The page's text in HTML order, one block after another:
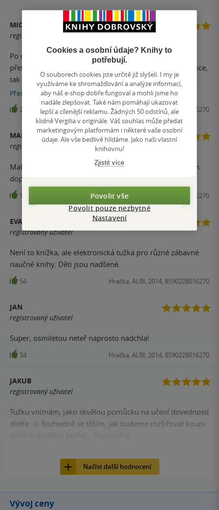
MICHAL
registrovaný uživatel
Po dlouhé době produkt, který mě velmi příjemně
překvapil kvalitou zpracování a to jak po technické stránce,
tak i po stránce obsahové. Vše funguje bez jakéhokoliv
zadrhávání. Každý detail na který tužkou ukážete má
profesionálně namluvený nějaký smysluplný komentář.
Moje 4 letá dcera ji z ní nadšená a já též. Vřele všem
doporučuji.
Přečíst více
236 Hračka, ALBI, 2014, 8590228016270
MARKÉTA
registrovaný uživatel
Malá/8 let/je z knihy nadšená,hrozně jí to baví,mohu jen
doporučit
174 Hračka, ALBI, 2014, 8590228016270
EVA
registrovaný uživatel
Není to knížka, ale elektronická tužka pro různé zábavné
naučné knihy. Děti jsou nadšené.
54 Hračka, ALBI, 2014, 8590228016270
JAN
registrovaný uživatel
Super, osmiletou neteř naprosto nadchla!
34 Hračka, ALBI, 2014, 8590228016270
JAKUB
registrovaný uživatel
Tužku vnímám, jako skvělou pomůcku na učení dovedností
dítěte :-). Rozhodně se těším, jak budeme rozšiřovat koupi
dalších skvělých knížek.. Doporučuji ..
Načíst další hodnocení
Vývoj ceny
Cookies a osobní údaje? Knihy to
potřebují.
O souborech cookies jste určitě již slyšeli. I my je
využíváme ke shromažďování a analýze informací,
aby náš e-shop dobře fungoval a mohli jsme ho
nadále zlepšovat. Také nám pomáhají ukazovat
lepší a cílenější reklamu. Žádných 50 odstínů, ale
klidně Vergilia v originále. Váš souhlas může předat
marketingovým platformám i některé vaše osobní
údaje. Ale vše bedlivě hlídáme. Jako naši vlastní
knihovnu!
Zjistit více
Povolit vše
Povolit pouze nezbytné
Nastavení